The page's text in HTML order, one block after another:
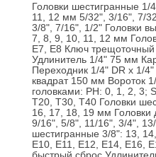
Головки шестигранные 1/
11, 12 мм 5/32", 3/16", 7/
3/8", 7/16", 1/2" Головки
7, 8, 9, 10, 11, 12 мм
E7, E8 Ключ
Удлинитель 1/4" 75 мм
Переходник 1/4" DR x 1/
квадрат 150 мм Вороток
головками: PH: 0, 1, 2, 3;
T20, T30, T40 Головки
16, 17, 18, 19 мм Головки
9/16", 5/8", 11/16", 3/4",
шестигранные 3/8": 13,
E10, E11, E12, E14, E16,